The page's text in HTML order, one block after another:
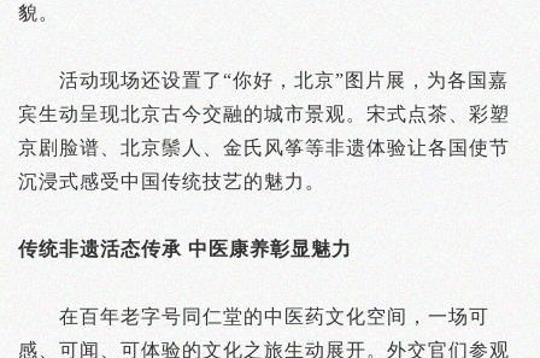
貌。
活动现场还设置了“你好，北京”图片展，为各国嘉
宾生动呈现北京古今交融的城市景观。宋式点茶、彩塑
京剧脸谱、北京鬃人、金氏风筝等非遗体验让各国使节
沉浸式感受中国传统技艺的魅力。
传统非遗活态传承 中医康养彰显魅力
在百年老字号同仁堂的中医药文化空间，一场可
感、可闻、可体验的文化之旅生动展开。外交官们参观